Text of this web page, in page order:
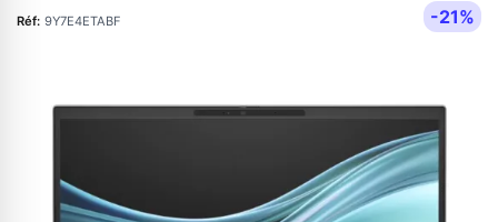
Réf: 9Y7E4ETABF -21%